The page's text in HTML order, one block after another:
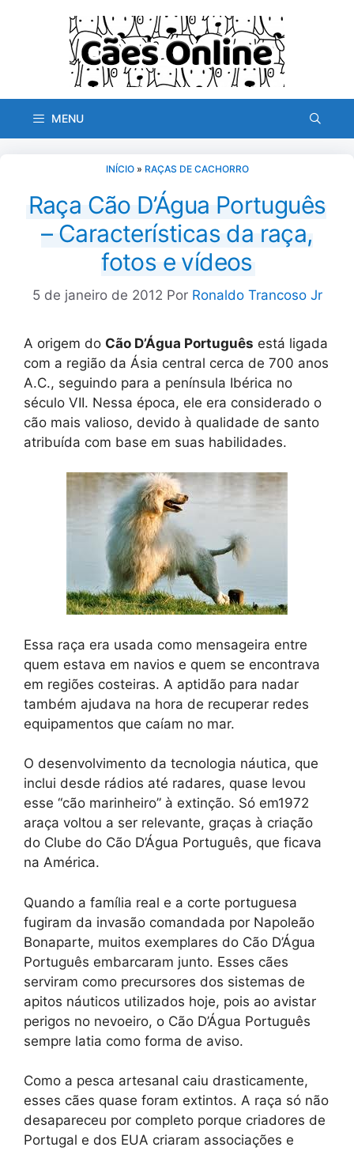
MENU
INÍCIO» RAÇAS DE CACHORRO
Raça Cão D’Água Português
– Características da raça,
fotos e vídeos
5 de janeiro de 2012 Por Ronaldo Trancoso Jr
A origem do Cão D’Água Português está ligada
com a região da Ásia central cerca de 700 anos
A.C., seguindo para a península Ibérica no
século VII. Nessa época, ele era considerado o
cão mais valioso, devido à qualidade de santo
atribuída com base em suas habilidades.
Essa raça era usada como mensageira entre
quem estava em navios e quem se encontrava
em regiões costeiras. A aptidão para nadar
também ajudava na hora de recuperar redes
equipamentos que caíam no mar.
O desenvolvimento da tecnologia náutica, que
inclui desde rádios até radares, quase levou
esse “cão marinheiro” à extinção. Só em1972
araça voltou a ser relevante, graças à criação
do Clube do Cão D’Água Português, que ficava
na América.
Quando a família real e a corte portuguesa
fugiram da invasão comandada por Napoleão
Bonaparte, muitos exemplares do Cão D’Água
Português embarcaram junto. Esses cães
serviram como precursores dos sistemas de
apitos náuticos utilizados hoje, pois ao avistar
perigos no nevoeiro, o Cão D’Água Português
sempre latia como forma de aviso.
Como a pesca artesanal caiu drasticamente,
esses cães quase foram extintos. A raça só não
desapareceu por completo porque criadores de
Portugal e dos EUA criaram associações e